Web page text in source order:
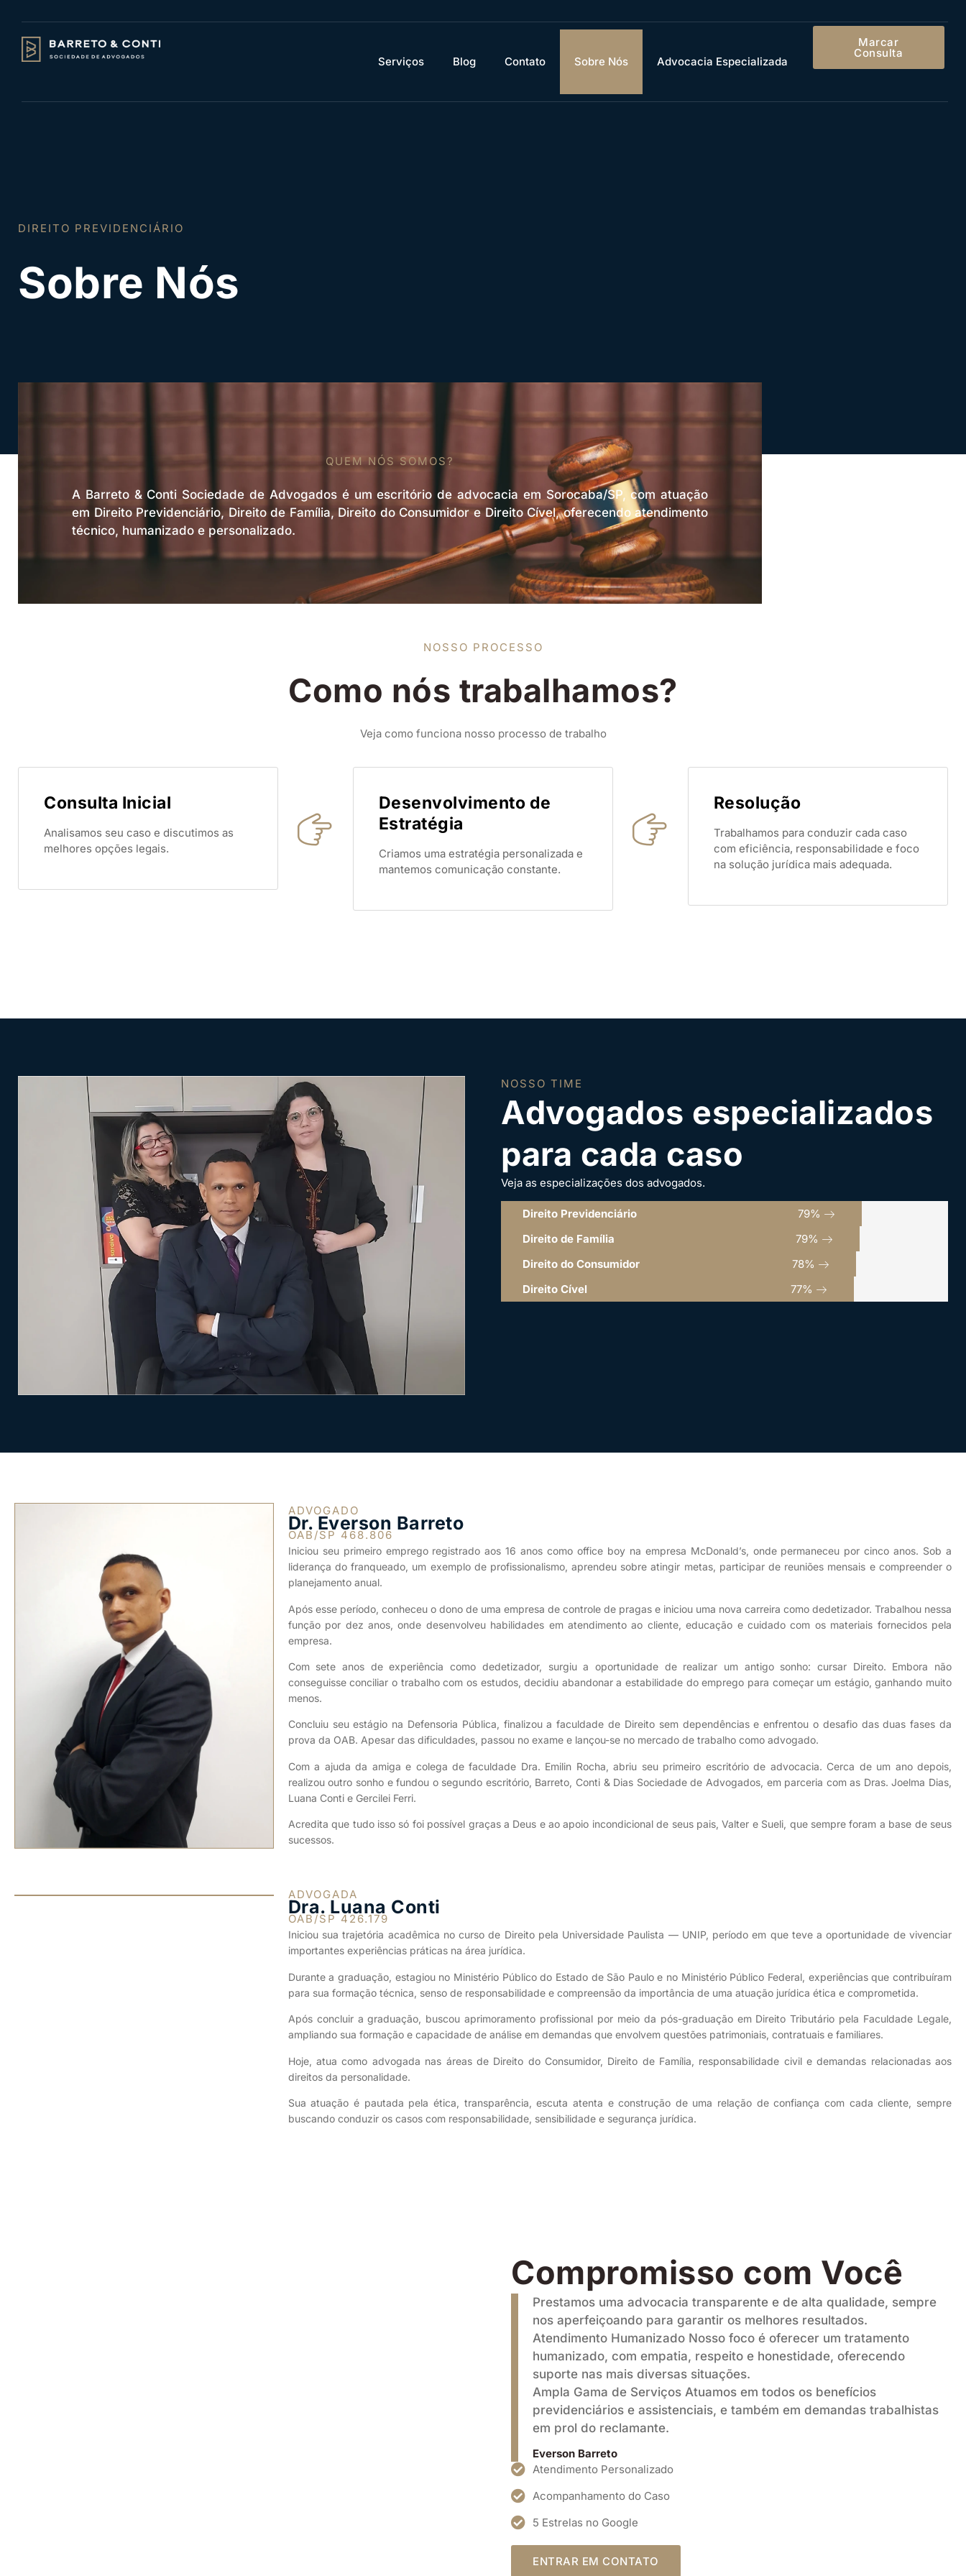
Serviços Blog Contato Sobre Nós Advocacia Especializada
Marcar
Consulta
DIREITO PREVIDENCIÁRIO
Sobre Nós
QUEM NÓS SOMOS?
A Barreto & Conti Sociedade de Advogados é um escritório de advocacia em Sorocaba/SP, com atuação
em Direito Previdenciário, Direito de Família, Direito do Consumidor e Direito Cível, oferecendo atendimento
técnico, humanizado e personalizado.
NOSSO PROCESSO
Como nós trabalhamos?
Veja como funciona nosso processo de trabalho
Consulta Inicial
Analisamos seu caso e discutimos as
melhores opções legais.
Desenvolvimento de
Estratégia
Criamos uma estratégia personalizada e
mantemos comunicação constante.
Resolução
Trabalhamos para conduzir cada caso
com eficiência, responsabilidade e foco
na solução jurídica mais adequada.
NOSSO TIME
Advogados especializados
para cada caso
Veja as especializações dos advogados.
Direito Previdenciário
Direito de Família
Direito do Consumidor
Direito Cível
ADVOGADO
Dr. Everson Barreto
OAB/SP 468.806
Iniciou seu primeiro emprego registrado aos 16 anos como office boy na empresa McDonald’s, onde permaneceu por cinco anos. Sob a
liderança do franqueado, um exemplo de profissionalismo, aprendeu sobre atingir metas, participar de reuniões mensais e compreender o
planejamento anual.
Após esse período, conheceu o dono de uma empresa de controle de pragas e iniciou uma nova carreira como dedetizador. Trabalhou nessa
função por dez anos, onde desenvolveu habilidades em atendimento ao cliente, educação e cuidado com os materiais fornecidos pela
empresa.
Com sete anos de experiência como dedetizador, surgiu a oportunidade de realizar um antigo sonho: cursar Direito. Embora não
conseguisse conciliar o trabalho com os estudos, decidiu abandonar a estabilidade do emprego para começar um estágio, ganhando muito
menos.
Concluiu seu estágio na Defensoria Pública, finalizou a faculdade de Direito sem dependências e enfrentou o desafio das duas fases da
prova da OAB. Apesar das dificuldades, passou no exame e lançou-se no mercado de trabalho como advogado.
Com a ajuda da amiga e colega de faculdade Dra. Emilin Rocha, abriu seu primeiro escritório de advocacia. Cerca de um ano depois,
realizou outro sonho e fundou o segundo escritório, Barreto, Conti & Dias Sociedade de Advogados, em parceria com as Dras. Joelma Dias,
Luana Conti e Gercilei Ferri.
Acredita que tudo isso só foi possível graças a Deus e ao apoio incondicional de seus pais, Valter e Sueli, que sempre foram a base de seus
sucessos.
ADVOGADA
Dra. Luana Conti
OAB/SP 426.179
Iniciou sua trajetória acadêmica no curso de Direito pela Universidade Paulista — UNIP, período em que teve a oportunidade de vivenciar
importantes experiências práticas na área jurídica.
Durante a graduação, estagiou no Ministério Público do Estado de São Paulo e no Ministério Público Federal, experiências que contribuíram
para sua formação técnica, senso de responsabilidade e compreensão da importância de uma atuação jurídica ética e comprometida.
Após concluir a graduação, buscou aprimoramento profissional por meio da pós-graduação em Direito Tributário pela Faculdade Legale,
ampliando sua formação e capacidade de análise em demandas que envolvem questões patrimoniais, contratuais e familiares.
Hoje, atua como advogada nas áreas de Direito do Consumidor, Direito de Família, responsabilidade civil e demandas relacionadas aos
direitos da personalidade.
Sua atuação é pautada pela ética, transparência, escuta atenta e construção de uma relação de confiança com cada cliente, sempre
buscando conduzir os casos com responsabilidade, sensibilidade e segurança jurídica.
Compromisso com Você
Prestamos uma advocacia transparente e de alta qualidade, sempre
nos aperfeiçoando para garantir os melhores resultados.
Atendimento Humanizado Nosso foco é oferecer um tratamento
humanizado, com empatia, respeito e honestidade, oferecendo
suporte nas mais diversas situações.
Ampla Gama de Serviços Atuamos em todos os benefícios
previdenciários e assistenciais, e também em demandas trabalhistas
em prol do reclamante.
Everson Barreto
Atendimento Personalizado
Acompanhamento do Caso
5 Estrelas no Google
ENTRAR EM CONTATO